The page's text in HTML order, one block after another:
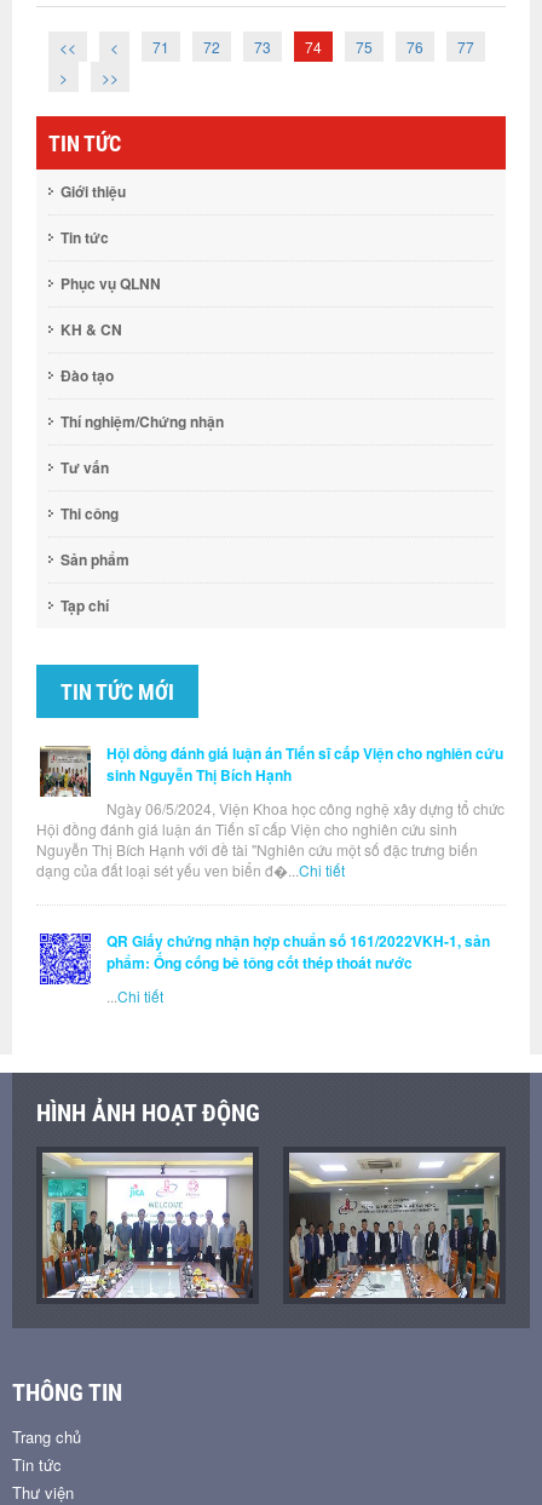
<< < 71 72 73 74 75 76
77
>
>>
TIN TỨC
Giới thiệu
Tin tức
Phục vụ QLNN
KH & CN
Đào tạo
Thí nghiệm/Chứng nhận
Tư vấn
Thi công
Sản phẩm
Tạp chí
TIN TỨC MỚI
Hội đồng đánh giá luận án Tiến sĩ cấp Viện cho nghiên cứu
sinh Nguyễn Thị Bích Hạnh
Ngày 06/5/2024, Viện Khoa học công nghệ xây dựng tổ chức
Hội đồng đánh giá luận án Tiến sĩ cấp Viện cho nghiên cứu sinh
Nguyễn Thị Bích Hạnh với đề tài "Nghiên cứu một số đặc trưng biến
dạng của đất loại sét yếu ven biển đ�... Chi tiết
QR Giấy chứng nhận hợp chuẩn số 161/2022VKH-1, sản
phẩm: Ống cống bê tông cốt thép thoát nước
Chi tiết
HÌNH ẢNH HOẠT ĐỘNG
THÔNG TIN
Trang chủ
Tin tức
Thư viện